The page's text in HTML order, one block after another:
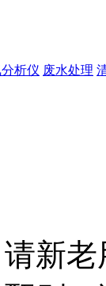
析仪 废水处理
请新老